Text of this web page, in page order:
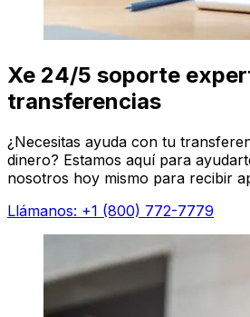
Xe 24/5 soporte
transferencias
¿Necesitas ayuda con tu
dinero? Estamos aquí para
nosotros hoy mismo para recibir
Llámanos: +1 (800) 772-7779